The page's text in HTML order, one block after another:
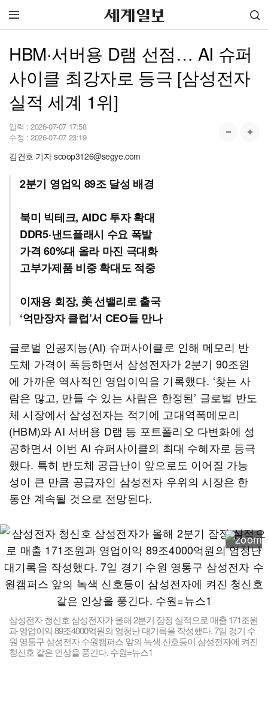
HBM·서버용 D램 선점… AI 슈퍼
사이클 최강자로 등극 [삼성전자
실적 세계 1위]
입력 : 2026-07-07 17:58
수정 : 2026-07-07 23:19
김건호 기자 scoop3126@segye.com
2분기 영업익 89조 달성 배경
북미 빅테크, AIDC 투자 확대
DDR5·낸드플래시 수요 폭발
가격 60%대 올라 마진 극대화
고부가제품 비중 확대도 적중
이재용 회장, 美 선밸리로 출국
‘억만장자 클럽’서 CEO들 만나
글로벌 인공지능(AI) 슈퍼사이클로 인해 메모리 반
도체 가격이 폭등하면서 삼성전자가 2분기 90조원
에 가까운 역사적인 영업이익을 기록했다. ‘찾는 사
람은 많고, 만들 수 있는 사람은 한정된’ 글로벌 반도
체 시장에서 삼성전자는 적기에 고대역폭메모리
(HBM)와 AI 서버용 D램 등 포트폴리오 다변화에 성
공하면서 이번 AI 슈퍼사이클의 최대 수혜자로 등극
했다. 특히 반도체 공급난이 앞으로도 이어질 가능
성이 큰 만큼 공급자인 삼성전자 우위의 시장은 한
동안 계속될 것으로 전망된다.
삼성전자 청신호 삼성전자가 올해 2분기 잠정 실적으로 매출 171조원
과 영업이익 89조4000억원의 엄청난 대기록을 작성했다. 7일 경기 수
원 영통구 삼성전자 수원캠퍼스 앞의 녹색 신호등이 삼성전자에 켜진
청신호 같은 인상을 풍긴다. 수원=뉴스1